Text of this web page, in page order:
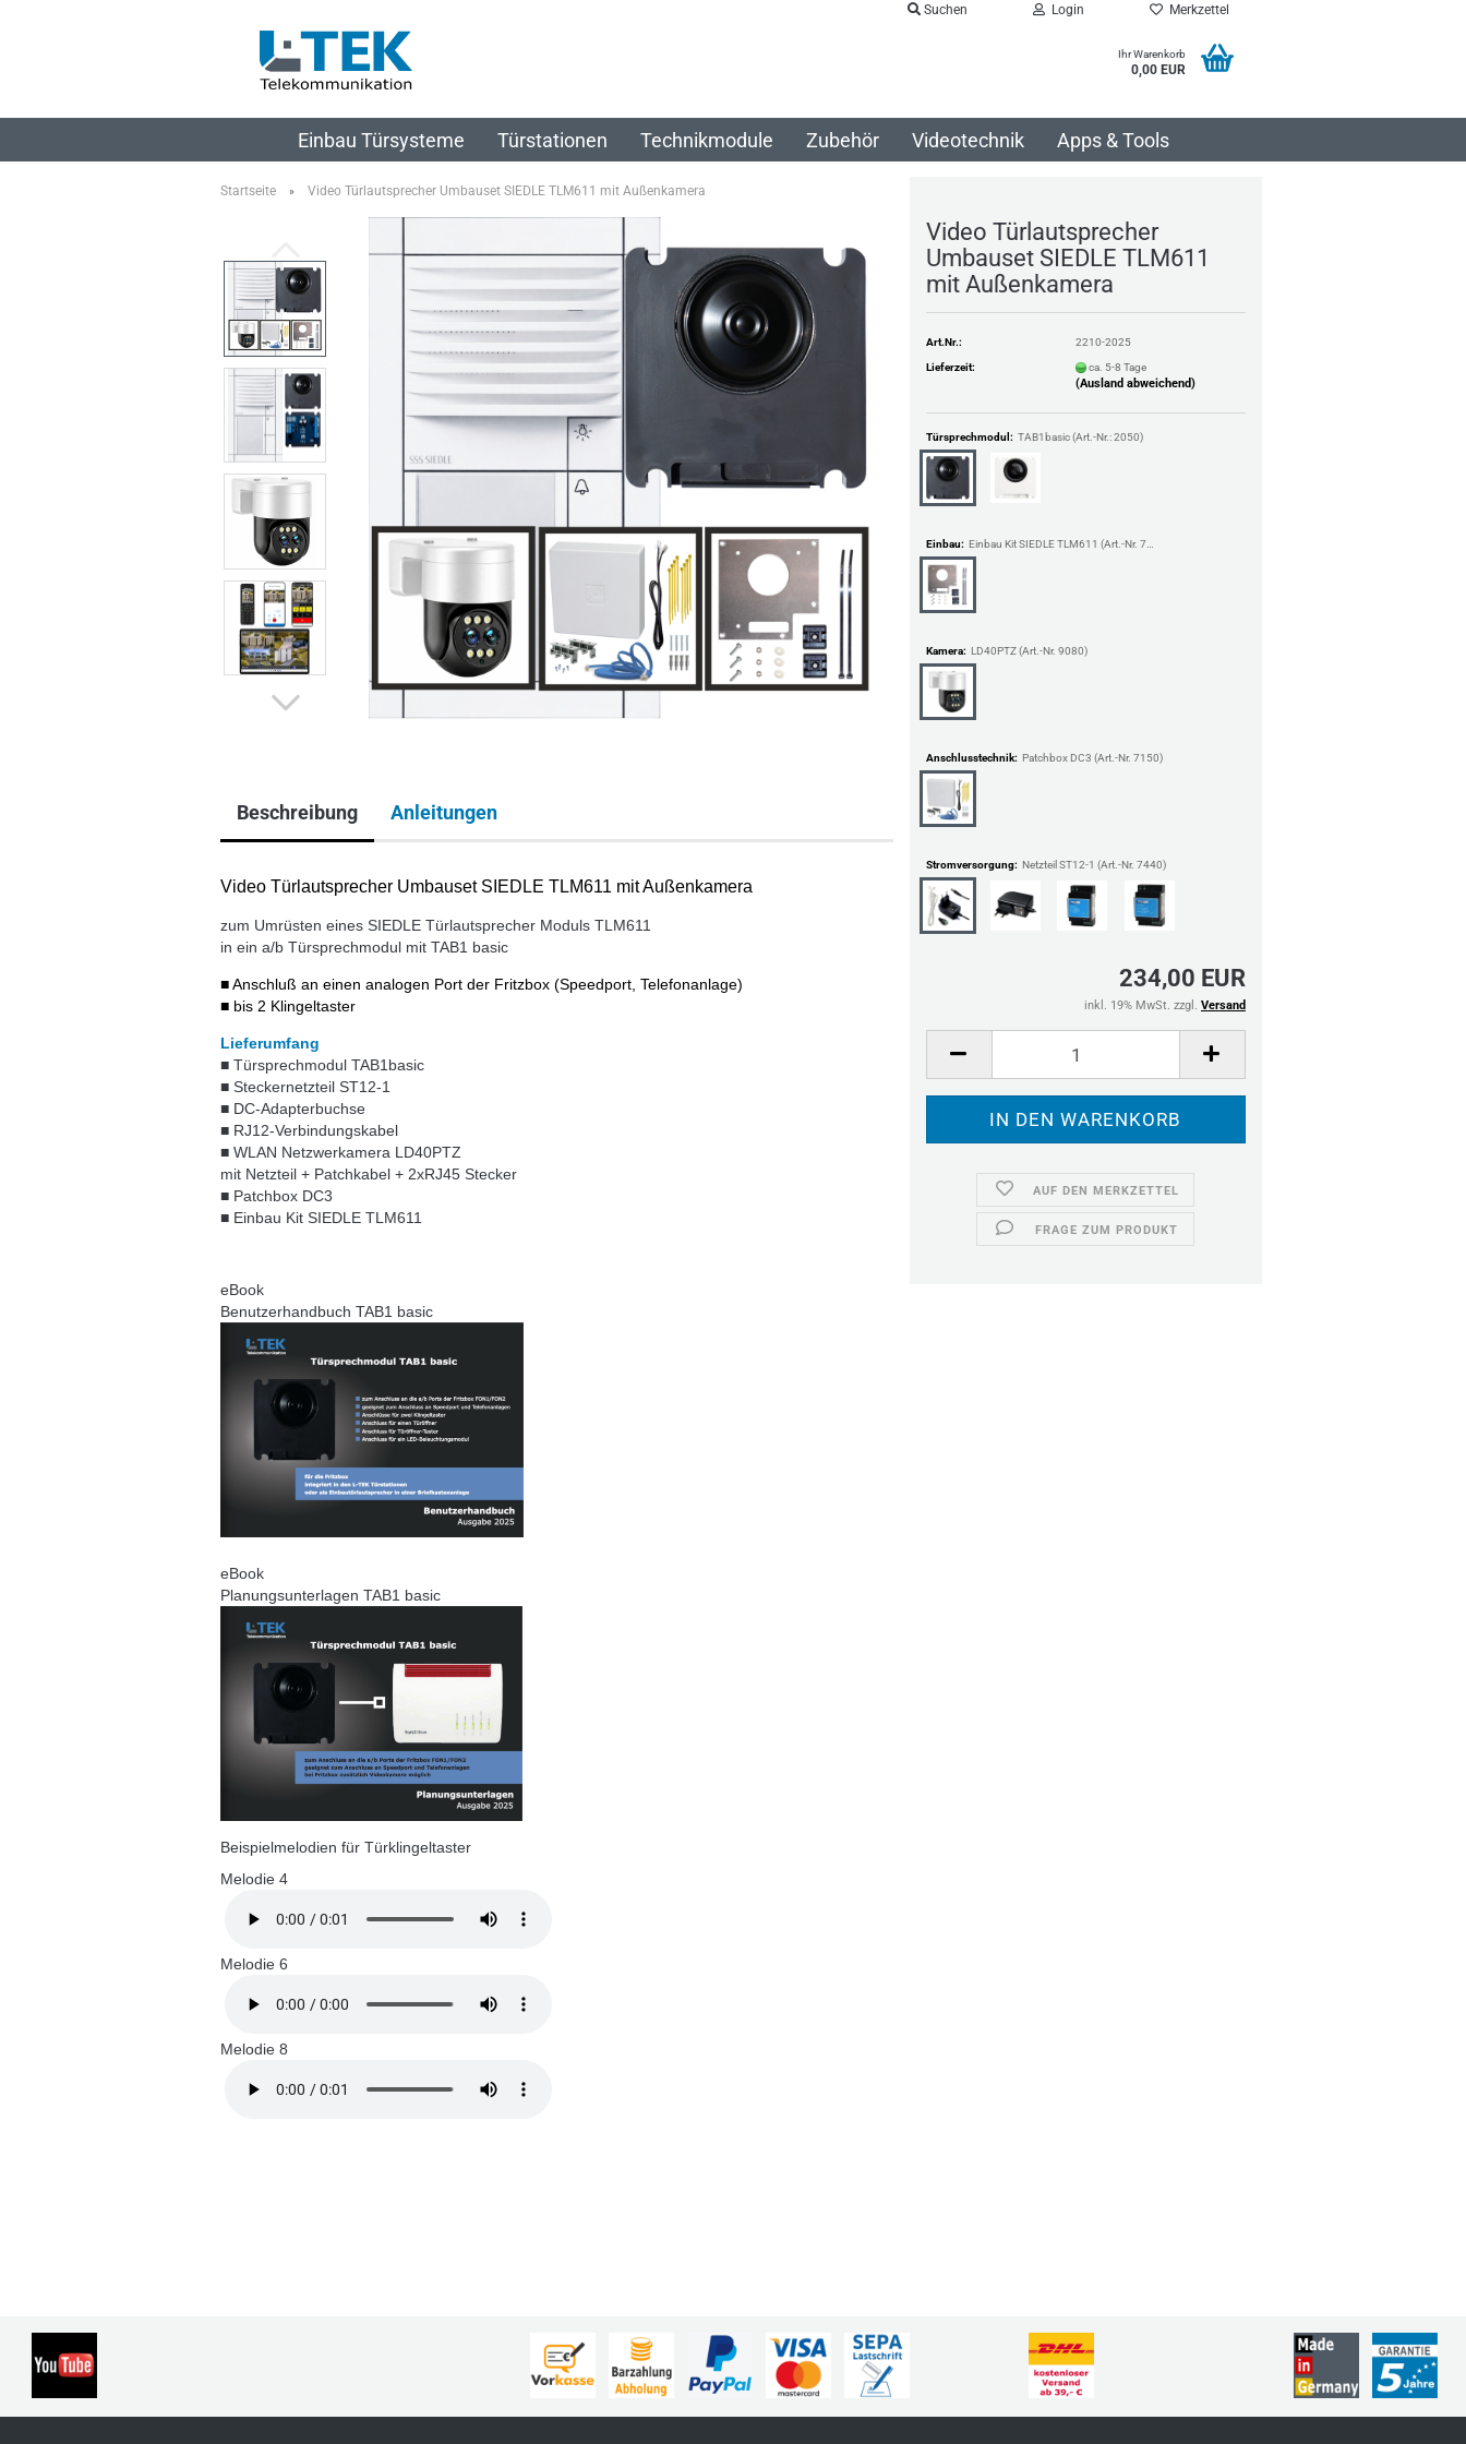
Suchen Login Merkzettel
Ihr Warenkorb
0,00 EUR
Einbau Türsysteme Türstationen Technikmodule Zubehör Videotechnik Apps & Tools
Startseite » Video Türlautsprecher Umbauset SIEDLE TLM611 mit Außenkamera
Video Türlautsprecher
Umbauset SIEDLE TLM611
mit Außenkamera
Art.Nr.: 2210-2025
Lieferzeit: ca. 5-8 Tage
(Ausland abweichend)
Türsprechmodul: TAB1basic (Art.-Nr.: 2050)
Einbau:
Kamera: LD40PTZ (Art.-Nr. 9080)
Anschlusstechnik: Patchbox DC3 (Art.-Nr. 7150)
Stromversorgung: Netzteil ST12-1 (Art.-Nr. 7440)
234,00 EUR
inkl. 19% MwSt. zzgl. Versand
AUF DEN MERKZETTEL
FRAGE ZUM PRODUKT
Beschreibung Anleitungen
Video Türlautsprecher Umbauset SIEDLE TLM611 mit Außenkamera
zum Umrüsten eines SIEDLE Türlautsprecher Moduls TLM611
in ein a/b Türsprechmodul mit TAB1 basic
■ Anschluß an einen analogen Port der Fritzbox (Speedport, Telefonanlage)
■ bis 2 Klingeltaster
Lieferumfang
■ Türsprechmodul TAB1basic
■ Steckernetzteil ST12-1
■ DC-Adapterbuchse
■ RJ12-Verbindungskabel
■ WLAN Netzwerkamera LD40PTZ
mit Netzteil + Patchkabel + 2xRJ45 Stecker
■ Patchbox DC3
■ Einbau Kit SIEDLE TLM611
eBook
Benutzerhandbuch TAB1 basic
eBook
Planungsunterlagen TAB1 basic
Beispielmelodien für Türklingeltaster
Melodie 4
Melodie 6
Melodie 8